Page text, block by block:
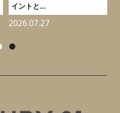
イントと...
2026.07.27